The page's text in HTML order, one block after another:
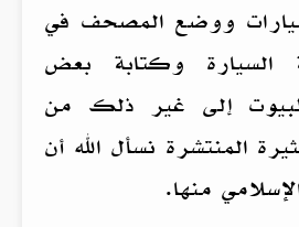
ووضع المصحف في
السيارة وكتابة بعض
إلى غير ذلك من
المنتشرة نسأل الله أن
منها.